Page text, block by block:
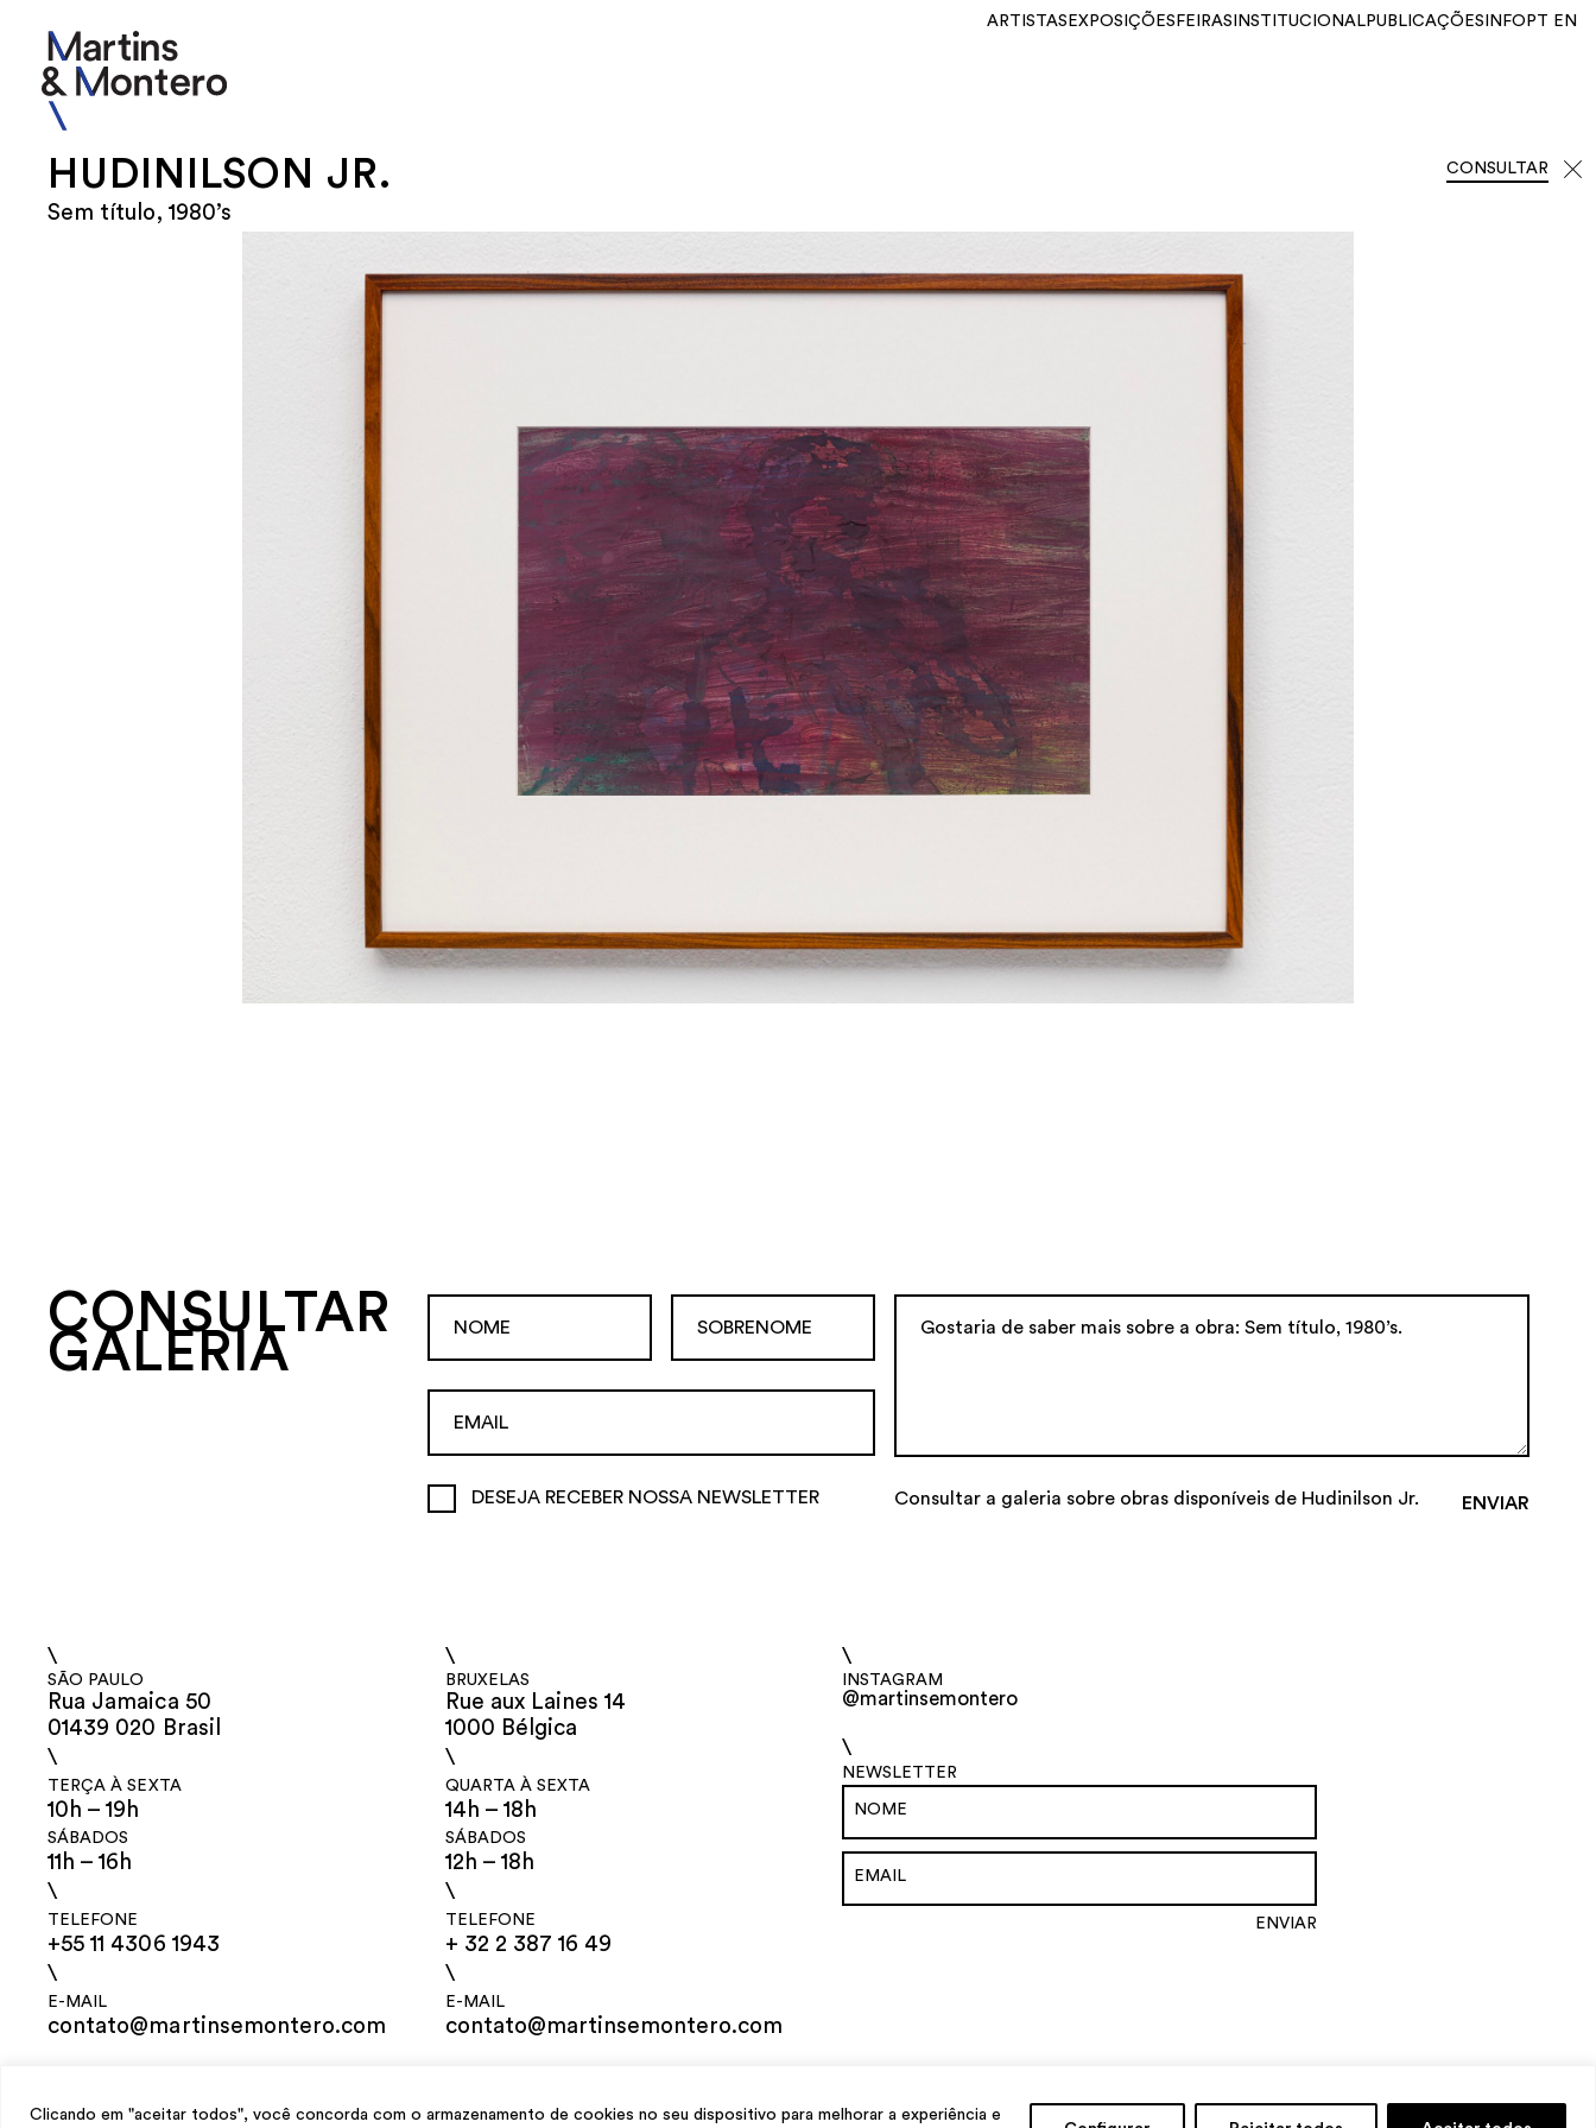
Clicando em "aceitar todos", você concorda com o armazenamento de cookies no seu dispositivo para melhorar a experiência e
ARTISTAS EXPOSIÇÕES FEIRAS INSTITUCIONAL PUBLICAÇÕES INFO PT EN
HUDINILSON JR.
Sem título, 1980’s
CONSULTAR
CONSULTAR
GALERIA
DESEJA RECEBER NOSSA NEWSLETTER Consultar a galeria sobre obras disponíveis de Hudinilson Jr.
\
SÃO PAULO
Rua Jamaica 50
01439 020 Brasil
\
TERÇA À SEXTA
10h – 19h
SÁBADOS
11h – 16h
\
TELEFONE
+55 11 4306 1943
\
E-MAIL
contato@martinsemontero.com
\
BRUXELAS
Rue aux Laines 14
1000 Bélgica
\
QUARTA À SEXTA
14h – 18h
SÁBADOS
12h – 18h
\
TELEFONE
+ 32 2 387 16 49
\
E-MAIL
contato@martinsemontero.com
\
INSTAGRAM
@martinsemontero
\
NEWSLETTER